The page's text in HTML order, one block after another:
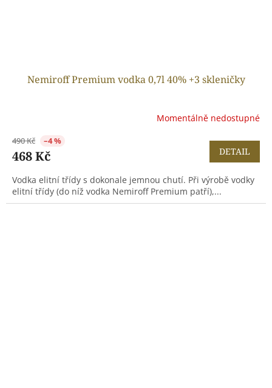
Nemiroff Premium vodka 0,7l 40% +3 skleničky
Momentálně nedostupné
490 Kč –4 %
468 Kč DETAIL
Vodka elitní třídy s dokonale jemnou chutí. Při výrobě vodky
elitní třídy (do níž vodka Nemiroff Premium patří),...